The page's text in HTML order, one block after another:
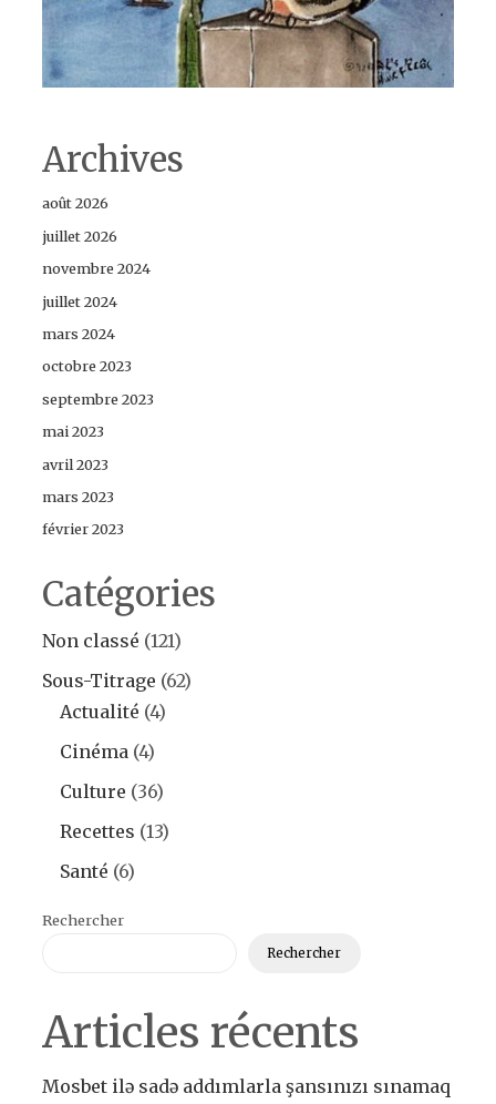
Archives
août 2026
juillet 2026
novembre 2024
juillet 2024
mars 2024
octobre 2023
septembre 2023
mai 2023
avril 2023
mars 2023
février 2023
Catégories
Non classé (121)
Sous-Titrage (62)
Actualité (4)
Cinéma (4)
Culture (36)
Recettes (13)
Santé (6)
Rechercher
Rechercher
Articles récents
Mosbet ilə sadə addımlarla şansınızı sınamaq